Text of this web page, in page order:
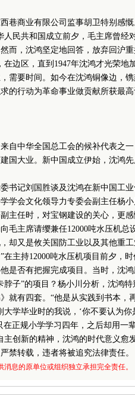
商业有限公司监事胡卫特别感慨
人民共和国成立前夕，毛主席曾经
而，沈鸿坚定地回答，放弃回沪
在边区，直到1947年沈鸿才光荣地
需要时间。如今在沈鸿铜像边，镌
的行动为革命事业做贡献所获最高
中华全国总工会的候补代表之一
国大业。新中国成立伊始，沈鸿先
记刘国胜谈及沈鸿在新中国工业
学会文化领导力专委会副主任杨
主任时，对宝钢建设的关心，更
毛主席请缨兼任12000吨水压机总
却又是攸关国防工业以及其他重
主持12000吨水压机项目前夕，
是否有把握完成项目。当时，沈鸿
子”的项目？杨小川分析，沈鸿特
就有四套。“他是从实践到书本，
学毕业时的我说，‘你不要认为
在正规小学学习四年，之后却用一
主创新的精神，沈鸿的时代意义愈
禁转载，违者将被追究法律责任。
息的原单位或组织独立承担完全责任。